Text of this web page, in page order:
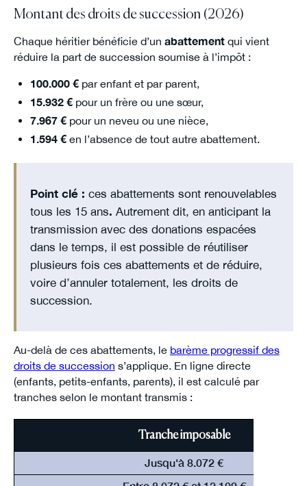
Montant des droits de succession (2026)
Chaque héritier bénéficie d’un abattementqui vient
réduire la part de succession soumise à l’impôt :
100.000 €par enfant et par parent,
15.932 €pour un frère ou une sœur,
7.967 €pour un neveu ou une nièce,
1.594 €en l’absence de tout autre abattement.
Point clé : ces abattements sont renouvelables
tous les 15 ans. Autrement dit, en anticipant la
transmission avec des donations espacées
dans le temps, il est possible de réutiliser
plusieurs fois ces abattements et de réduire,
voire d’annuler totalement, les droits de
succession.
Au-delà de ces abattements, le barème progressif des
droits de succession s’applique. En ligne directe
(enfants, petits-enfants, parents), il est calculé par
tranches selon le montant transmis :
Tranche imposable
Jusqu'à 8.072 €